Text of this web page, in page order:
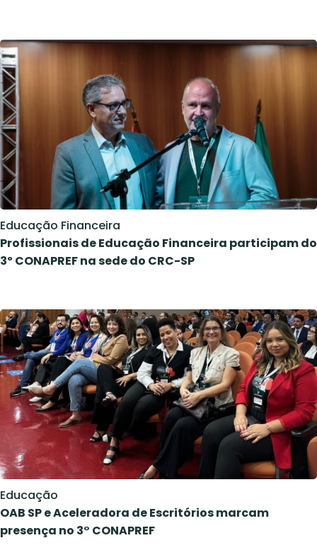
Educação Financeira
Profissionais de Educação Financeira participam do
3º CONAPREF na sede do CRC-SP
Educação
OAB SP e Aceleradora de Escritórios marcam
presença no 3° CONAPREF